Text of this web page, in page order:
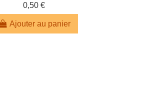
0,50 €
Ajouter au panier